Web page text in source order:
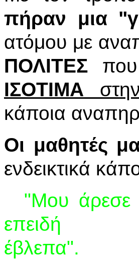
πήραν μια
ατόμου με
ΠΟΛΙΤΕΣ που
ΙΣΟΤΙΜΑ
κάποια
Οι μαθητές
ενδεικτικά
"Μου